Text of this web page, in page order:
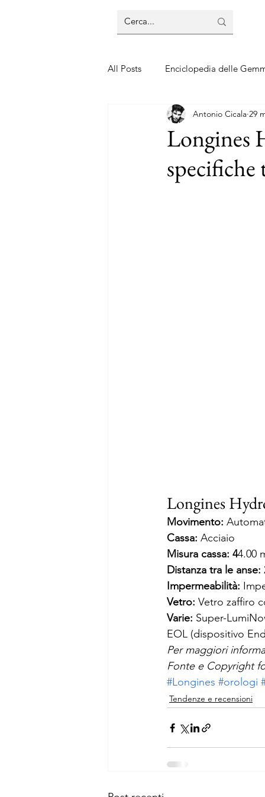
All Posts Enciclopedia delle
Guide sui gioielli Guide sui
Longines
specifiche
Antonio Cicala 29
Longines
Movimento:
Cassa: Acciaio
Misura cassa: 44.00
Distanza tra le anse:
Impermeabilità:
Vetro: Vetro zaffiro
Varie: Super-
EOL (dispositivo
Per maggiori
Fonte e Copyright
#Longines #orologi
Tendenze e recensioni